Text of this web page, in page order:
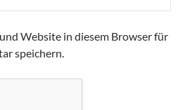
Website in diesem Browser für
speichern.